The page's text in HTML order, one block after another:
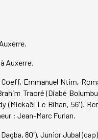
Auxerre.
Emmanuel Ntim,
Traoré (Diabé
(Mickaël Le Bihan, 56').
: Jean-Marc Furlan.
80'), Junior Jubal